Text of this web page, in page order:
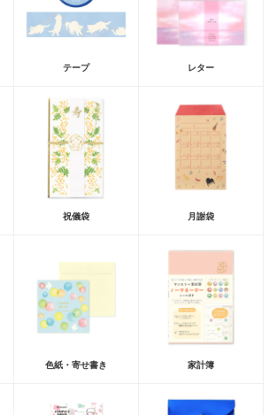
テープ レター
祝儀袋 月謝袋
色紙・寄せ書き 家計簿